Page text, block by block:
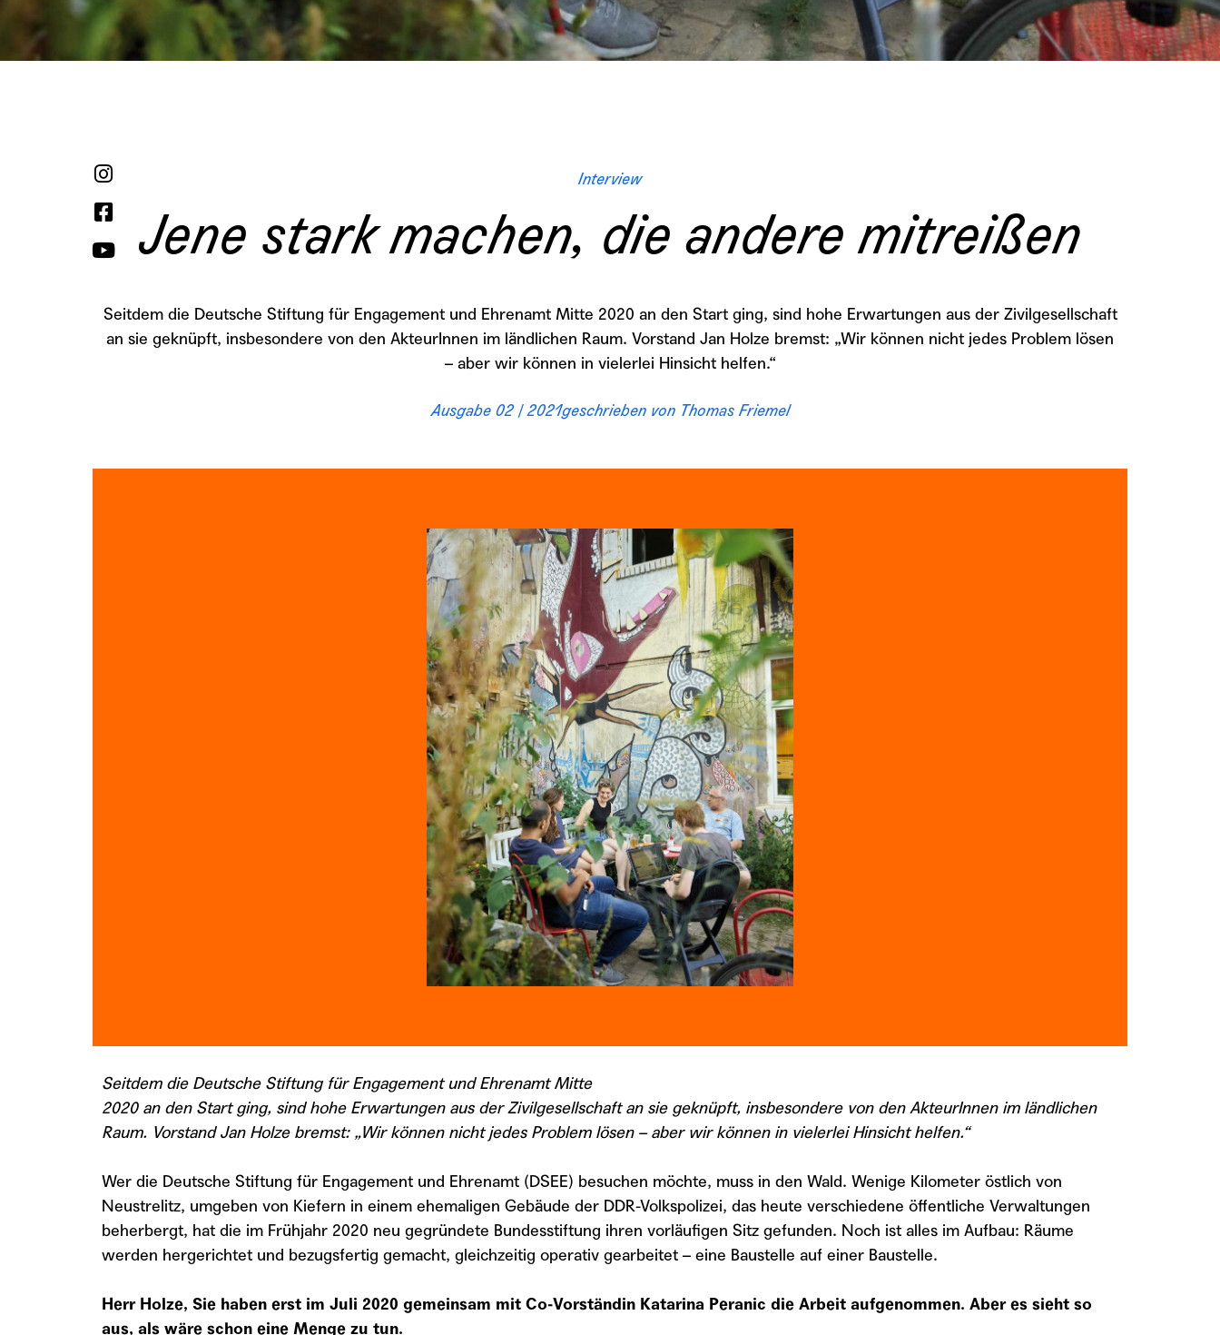
Interview
Jene stark machen, die andere mitreißen
Seitdem die Deutsche Stiftung für Engagement und Ehrenamt Mitte 2020 an den Start ging, sind hohe Erwartungen aus der Zivilgesellschaft
an sie geknüpft, insbesondere von den AkteurInnen im ländlichen Raum. Vorstand Jan Holze bremst: „Wir können nicht jedes Problem lösen
– aber wir können in vielerlei Hinsicht helfen.“
Ausgabe 02 / 2021geschrieben von Thomas Friemel
Seitdem die Deutsche Stiftung für Engagement und Ehrenamt Mitte
2020 an den Start ging, sind hohe Erwartungen aus der Zivilgesellschaft an sie geknüpft, insbesondere von den AkteurInnen im ländlichen
Raum. Vorstand Jan Holze bremst: „Wir können nicht jedes Problem lösen – aber wir können in vielerlei Hinsicht helfen.“
Wer die Deutsche Stiftung für Engagement und Ehrenamt (DSEE) besuchen möchte, muss in den Wald. Wenige Kilometer östlich von
Neustrelitz, umgeben von Kiefern in einem ehemaligen Gebäude der DDR-Volkspolizei, das heute verschiedene öffentliche Verwaltungen
beherbergt, hat die im Frühjahr 2020 neu gegründete Bundesstiftung ihren vorläufigen Sitz gefunden. Noch ist alles im Aufbau: Räume
werden hergerichtet und bezugsfertig gemacht, gleichzeitig operativ gearbeitet – eine Baustelle auf einer Baustelle.
Herr Holze, Sie haben erst im Juli 2020 gemeinsam mit Co-Vorständin Katarina Peranic die Arbeit aufgenommen. Aber es sieht so
aus, als wäre schon eine Menge zu tun.